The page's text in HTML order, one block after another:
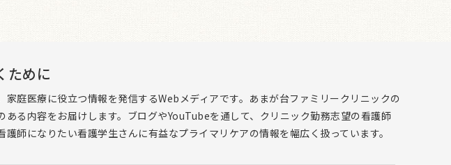
ために
庭医療に役立つ情報を発信するWebメディアです。あまが台ファミリークリニックの
る内容をお届けします。ブログやYouTubeを通して、クリニック勤務志望の看護師
師になりたい看護学生さんに有益なプライマリケアの情報を幅広く扱っています。